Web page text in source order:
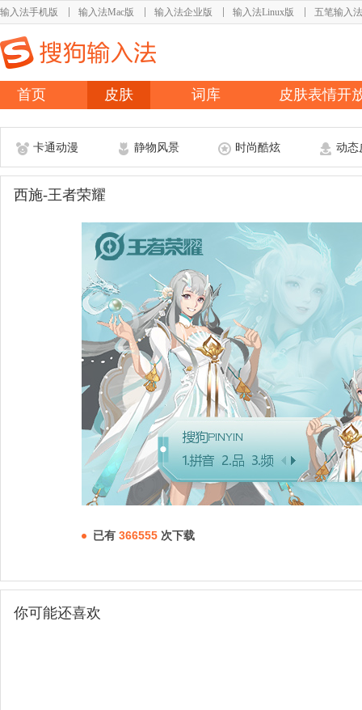
输入法手机版 输入法Mac版 输入法企业版 输入法Linux版 五笔输入法
首页 皮肤 词库 皮肤表情开
卡通动漫 静物风景 时尚酷炫 动态
西施-王者荣耀
已有 366555 次下载
你可能还喜欢